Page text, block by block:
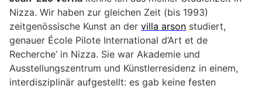
Nizza. Wir haben zur gleichen Zeit (bis 1993)
zeitgenössische Kunst an der villa arson studiert,
genauer École Pilote International d’Art et de
Recherche‘ in Nizza. Sie war Akademie und
Ausstellungszentrum und Künstlerresidenz in einem,
interdisziplinär aufgestellt: es gab keine festen